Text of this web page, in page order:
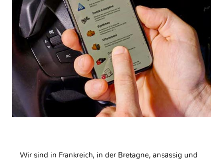
Wir sind in Frankreich, in der Bretagne, ansässig und